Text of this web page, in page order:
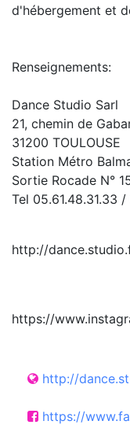
d'hébergement et
Renseignements:
Dance Studio Sarl
21, chemin de
31200 TOULOUSE
Station Métro
Sortie Rocade N°
Tel 05.61.48.31.33
http://
https://
http://
https://